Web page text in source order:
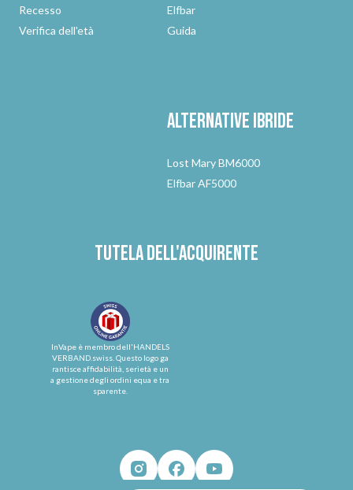
Recesso
Verifica dell'età
Elfbar
Guida
Alternativeibride
Lost Mary BM6000
Elfbar AF5000
Tutela dell'acquirente
InVape è membro dell'HANDELS
VERBAND.swiss. Questo logo ga
rantisce affidabilità, serietà e un
a gestione degli ordini equa e tra
sparente.